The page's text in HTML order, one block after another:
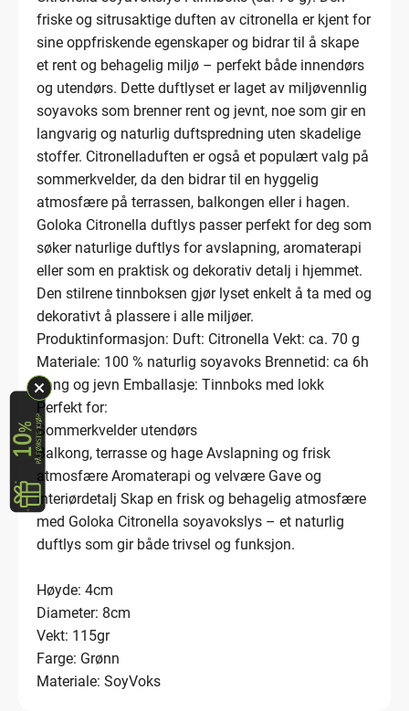
friske og sitrusaktige duften av citronella er kjent for
sine oppfriskende egenskaper og bidrar til å skape
et rent og behagelig miljø – perfekt både innendørs
og utendørs. Dette duftlyset er laget av miljøvennlig
soyavoks som brenner rent og jevnt, noe som gir en
langvarig og naturlig duftspredning uten skadelige
stoffer. Citronelladuften er også et populært valg på
sommerkvelder, da den bidrar til en hyggelig
atmosfære på terrassen, balkongen eller i hagen.
Goloka Citronella duftlys passer perfekt for deg som
søker naturlige duftlys for avslapning, aromaterapi
eller som en praktisk og dekorativ detalj i hjemmet.
Den stilrene tinnboksen gjør lyset enkelt å ta med og
dekorativt å plassere i alle miljøer.
Produktinformasjon: Duft: Citronella Vekt: ca. 70 g
Materiale: 100 % naturlig soyavoks Brennetid: ca 6h
Lang og jevn Emballasje: Tinnboks med lokk
Perfekt for:
Sommerkvelder utendørs
Balkong, terrasse og hage Avslapning og frisk
atmosfære Aromaterapi og velvære Gave og
interiørdetalj Skap en frisk og behagelig atmosfære
med Goloka Citronella soyavokslys – et naturlig
duftlys som gir både trivsel og funksjon.
Høyde: 4cm
Diameter: 8cm
Vekt: 115gr
Farge: Grønn
Materiale: SoyVoks